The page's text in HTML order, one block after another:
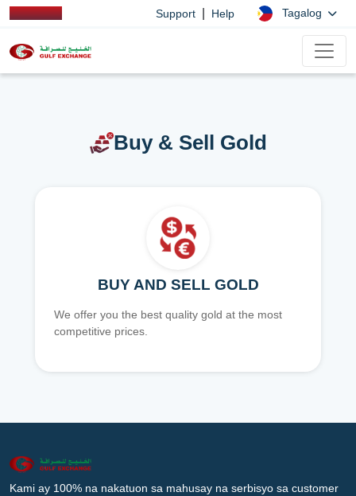
Support Help Tagalog
Buy & Sell Gold
BUY AND SELL GOLD
We offer you the best quality gold at the most
competitive prices.
Kami ay 100% na nakatuon sa mahusay na serbisyo sa customer